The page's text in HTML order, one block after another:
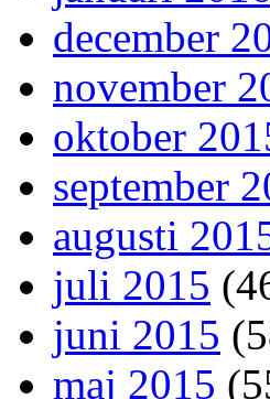
december
november
oktober
september
augusti
juli 2015
juni 2015
maj 2015